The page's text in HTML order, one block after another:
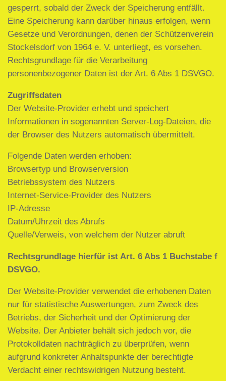
gesperrt, sobald der Zweck der Speicherung entfällt.
Eine Speicherung kann darüber hinaus erfolgen, wenn
Gesetze und Verordnungen, denen der Schützenverein
Stockelsdorf von 1964 e. V. unterliegt, es vorsehen.
Rechtsgrundlage für die Verarbeitung
personenbezogener Daten ist der Art. 6 Abs 1 DSVGO.
Zugriffsdaten
Der Website-Provider erhebt und speichert
Informationen in sogenannten Server-Log-Dateien, die
der Browser des Nutzers automatisch übermittelt.
Folgende Daten werden erhoben:
Browsertyp und Browserversion
Betriebssystem des Nutzers
Internet-Service-Provider des Nutzers
IP-Adresse
Datum/Uhrzeit des Abrufs
Quelle/Verweis, von welchem der Nutzer abruft
Rechtsgrundlage hierfür ist Art. 6 Abs 1 Buchstabe f
DSVGO.
Der Website-Provider verwendet die erhobenen Daten
nur für statistische Auswertungen, zum Zweck des
Betriebs, der Sicherheit und der Optimierung der
Website. Der Anbieter behält sich jedoch vor, die
Protokolldaten nachträglich zu überprüfen, wenn
aufgrund konkreter Anhaltspunkte der berechtigte
Verdacht einer rechtswidrigen Nutzung besteht.